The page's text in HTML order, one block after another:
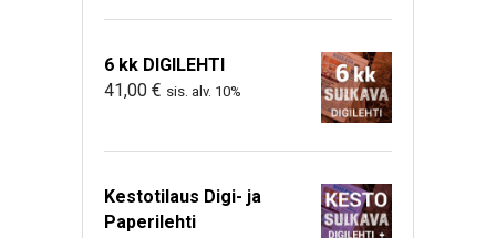
6 kk DIGILEHTI
41,00 € sis. alv. 10%
Kestotilaus Digi- ja
Paperilehti